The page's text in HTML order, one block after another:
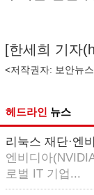
[한세희 기자(
<저작권자: 보안뉴
헤드라인 뉴스
리눅스 재단·엔
엔비디아
로벌 IT 기업...